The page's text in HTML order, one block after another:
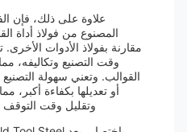
علاوة على ذلك، فإن
المصنوع من فولاذ أداة القالب
مقارنة بفولاذ الأدوات الأخرى.
وقت التصنيع وتكاليفه، مما
القوالب. وتعني سهولة التصنيع
أو تعديلها بكفاءة أكبر، مما
وتقليل وقت التوقف عن